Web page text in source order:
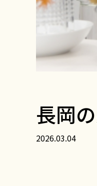
長岡
2026.03.04